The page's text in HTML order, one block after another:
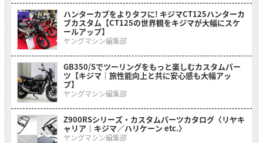
ハンターカブをよりタフに! キジマCT125ハンターカ
ブカスタム【CT125の世界観をキジマが大幅にスケ
ールアップ】
ヤングマシン編集部
GB350/Sでツーリングをもっと楽しむカスタムパー
ツ【キジマ｜旅性能向上と共に安心感も大幅アッ
プ】
ヤングマシン編集部
Z900RSシリーズ・カスタムパーツカタログ〈リヤキ
ャリア｜キジマ／ハリケーン etc.〉
ヤングマシン編集部